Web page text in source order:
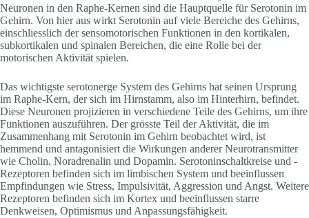
Neuronen in den Raphe-Kernen sind die Hauptquelle für Serotonin im
Gehirn. Von hier aus wirkt Serotonin auf viele Bereiche des Gehirns,
einschliesslich der sensomotorischen Funktionen in den kortikalen,
subkortikalen und spinalen Bereichen, die eine Rolle bei der
motorischen Aktivität spielen.
Das wichtigste serotonerge System des Gehirns hat seinen Ursprung
im Raphe-Kern, der sich im Hirnstamm, also im Hinterhirn, befindet.
Diese Neuronen projizieren in verschiedene Teile des Gehirns, um ihre
Funktionen auszuführen. Der grösste Teil der Aktivität, die im
Zusammenhang mit Serotonin im Gehirn beobachtet wird, ist
hemmend und antagonisiert die Wirkungen anderer Neurotransmitter
wie Cholin, Noradrenalin und Dopamin. Serotoninschaltkreise und -
Rezeptoren befinden sich im limbischen System und beeinflussen
Empfindungen wie Stress, Impulsivität, Aggression und Angst. Weitere
Rezeptoren befinden sich im Kortex und beeinflussen starre
Denkweisen, Optimismus und Anpassungsfähigkeit.